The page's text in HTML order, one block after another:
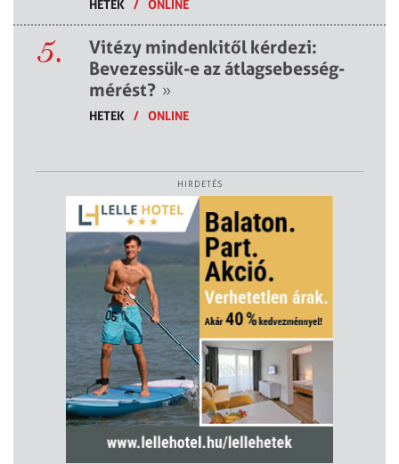
HETEK / ONLINE
5.
Vitézy mindenkitől kérdezi:
Bevezessük-e az átlagsebesség-
mérést? »
HETEK / ONLINE
HIRDETÉS